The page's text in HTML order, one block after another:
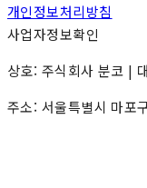
개인정보처리방침
사업자정보확인
상호: 주식회사 분코 |
주소: 서울특별시 마포